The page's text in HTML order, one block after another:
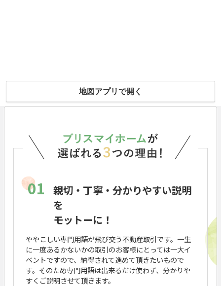
地図アプリで開く
01
親切・丁寧・分かりやすい説明
を
モットーに！
ややこしい専門用語が飛び交う不動産取引です。一生
に一度あるかないかの取引のお客様にとっては一大イ
ベントですので、納得されて進めて頂きたいもので
す。そのため専門用語は出来るだけ使わず、分かりや
すくご説明させて頂きます。